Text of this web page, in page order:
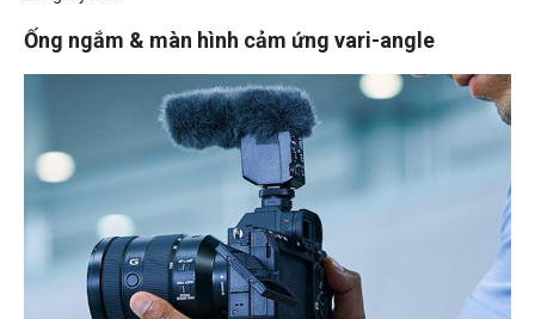
Ống ngắm & màn hình cảm ứng vari-angle